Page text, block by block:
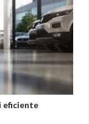
eficiente